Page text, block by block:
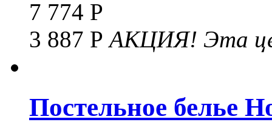
7 774 Р
3 887 РАКЦИЯ! Эта
Постельное белье